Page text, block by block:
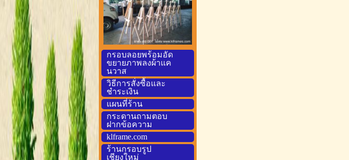
กรอบลอยพร้อมอัด
ขยายภาพลงผ้าแค
นวาส
วิธีการสั่งซื้อและ
ชำระเงิน
แผนที่ร้าน
กระดานถามตอบ
ฝากข้อความ
klframe.com
ร้านกรอบรูป
เชียงใหม่